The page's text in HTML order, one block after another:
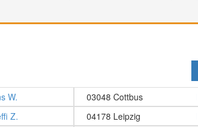
W. 03048 Cottbus
Z. 04178 Leipzig